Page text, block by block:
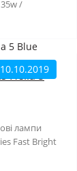
/
10.10.2019
Hella 5
лампи
Fast Bright